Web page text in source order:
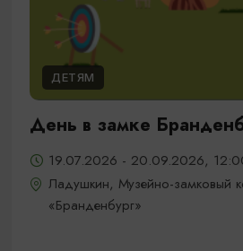
ДЕТЯМ
День в замке
19.07.2026 - 20.09.2026,
Ладушкин, Музейно-замковый
«Бранденбург»